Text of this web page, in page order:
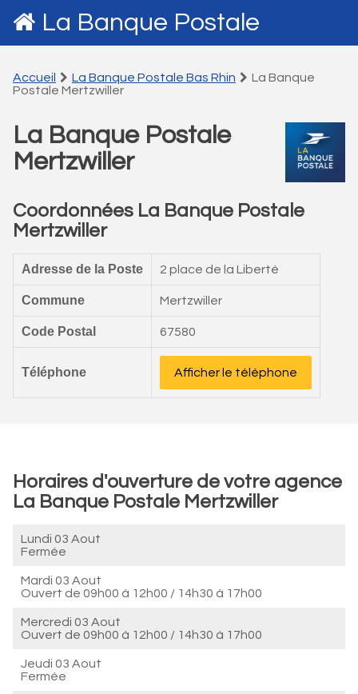
La Banque Postale
Accueil La Banque Postale Bas Rhin
La Banque
Postale Mertzwiller
La Banque Postale
Mertzwiller
Coordonnées La Banque Postale
Mertzwiller
Adresse de la Poste 2 place de la Liberté
Commune Mertzwiller
Code Postal 67580
Téléphone Afficher le téléphone
Horaires d'ouverture de votre agence
La Banque Postale Mertzwiller
Lundi 03 Aout
Fermée
Mardi 03 Aout
Ouvert de 09h00 à 12h00 / 14h30 à 17h00
Mercredi 03 Aout
Ouvert de 09h00 à 12h00 / 14h30 à 17h00
Jeudi 03 Aout
Fermée